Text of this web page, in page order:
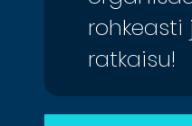
rohkeasti
ratkaisu!